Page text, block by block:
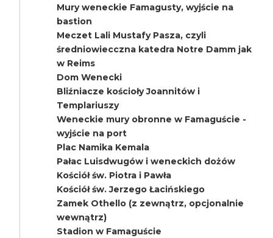
Mury weneckie Famagusty, wyjście na
bastion
Meczet Lali Mustafy Pasza, czyli
średniowiecczna katedra Notre Damm jak
w Reims
Dom Wenecki
Bliźniacze kościoły Joannitów i
Templariuszy
Weneckie mury obronne w Famaguście -
wyjście na port
Plac Namika Kemala
Pałac Luisdwugów i weneckich dożów
Kościół św. Piotra i Pawła
Kościół św. Jerzego Łacińskiego
Zamek Othello (z zewnątrz, opcjonalnie
wewnątrz)
Stadion w Famaguście